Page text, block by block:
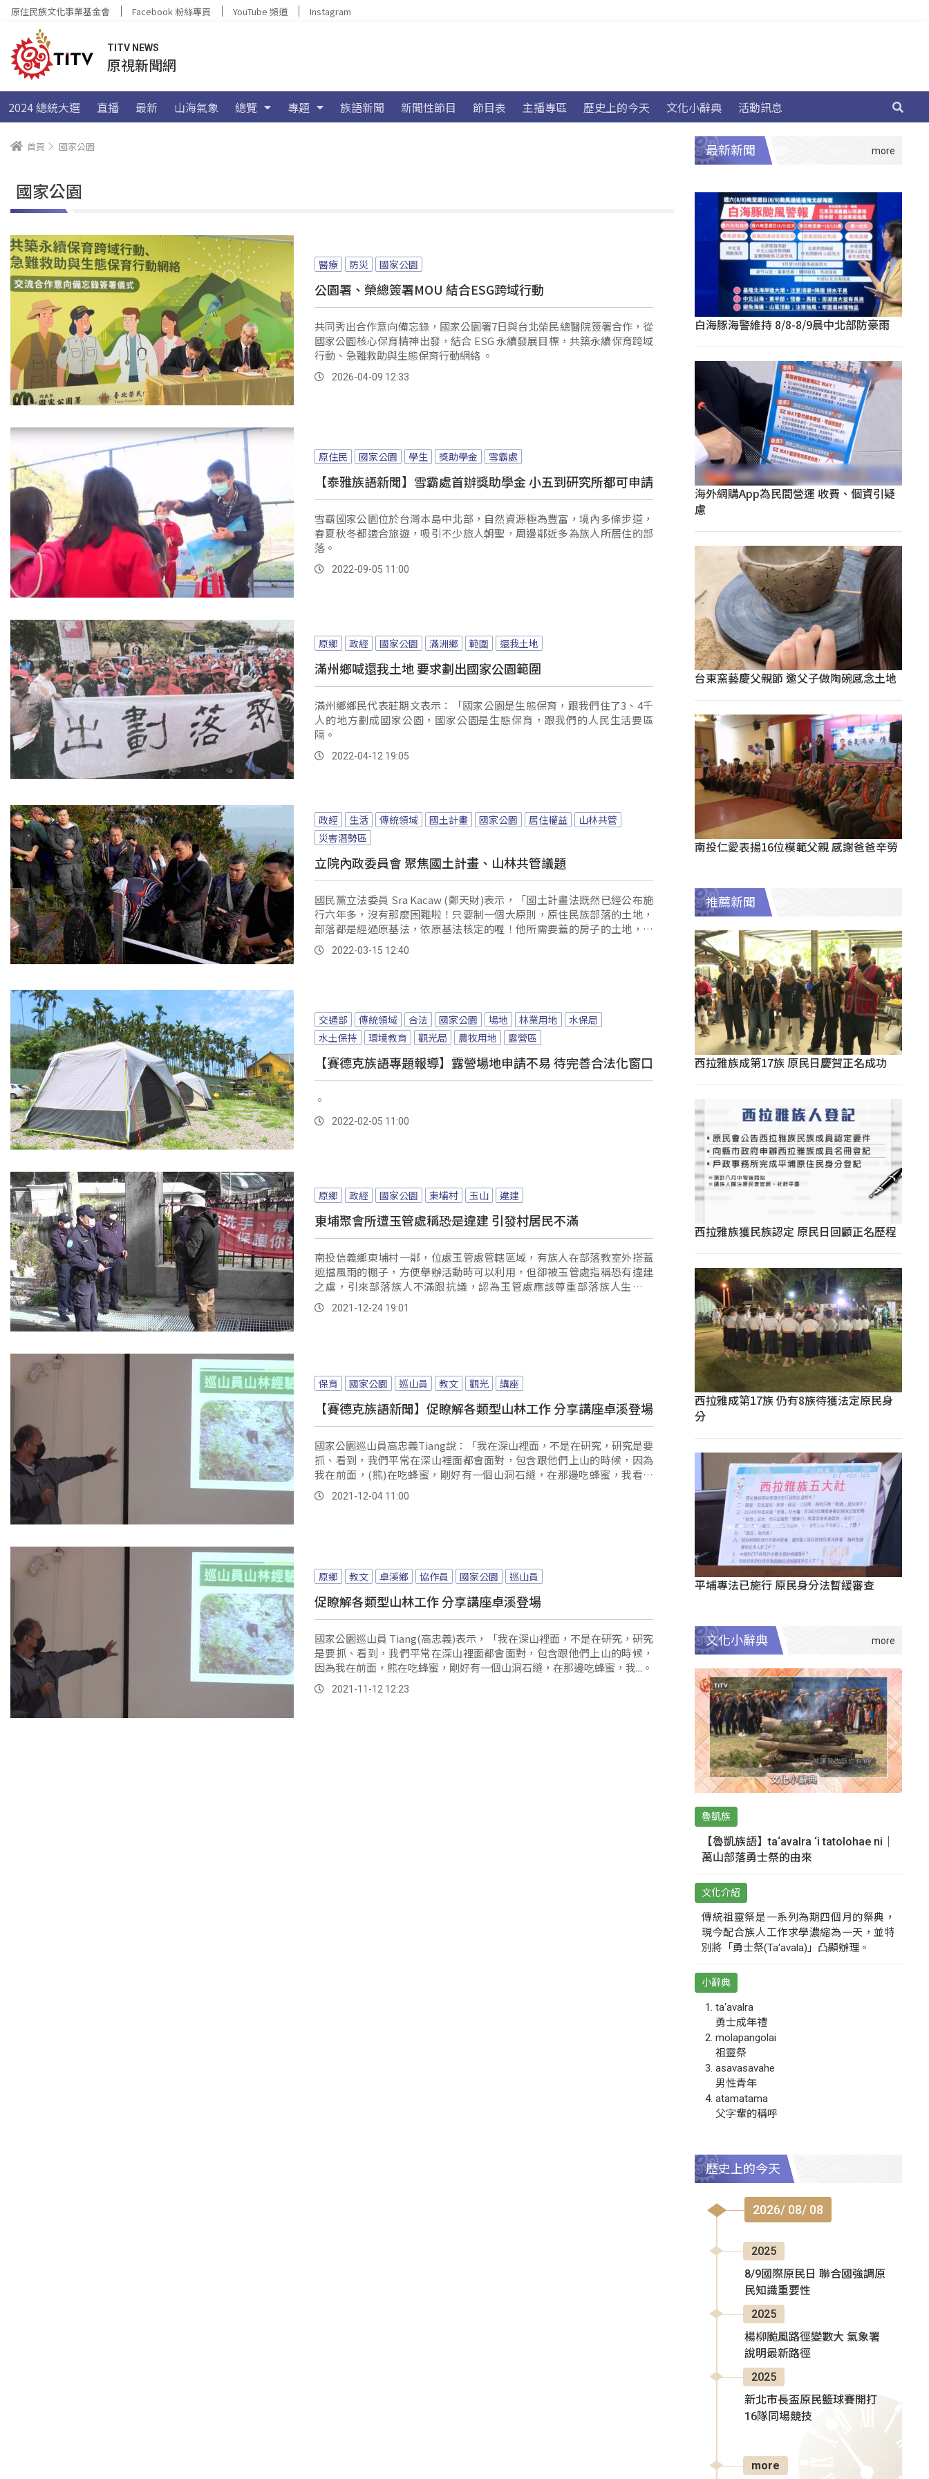
原住民族文化事業基金會 Facebook 粉絲專頁 YouTube 頻道 Instagram
TITV NEWS
原視新聞網
2024 總統大選 直播 最新 山海氣象 總覽 專題 族語新聞 新聞性節目 節目表 主播專區 歷史上的今天 文化小辭典 活動訊息
首頁 國家公園
國家公園
醫療 防災 國家公園
公園署、榮總簽署MOU 結合ESG跨域行動
共同秀出合作意向備忘錄，國家公園署7日與台北榮民總醫院簽署合作，從
國家公園核心保育精神出發，結合 ESG 永續發展目標，共築永續保育跨域
行動、急難救助與生態保育行動網絡 。
2026-04-09 12:33
原住民 國家公園 學生 獎助學金 雪霸處
【泰雅族語新聞】雪霸處首辦獎助學金 小五到研究所都可申請
雪霸國家公園位於台灣本島中北部，自然資源極為豐富，境內多條步道，
春夏秋冬都適合旅遊，吸引不少旅人朝聖，周邊鄰近多為族人所居住的部
落。
2022-09-05 11:00
原鄉 政經 國家公園 滿洲鄉 範圍 還我土地
滿州鄉喊還我土地 要求劃出國家公園範圍
滿州鄉鄉民代表莊期文表示：「國家公園是生態保育，跟我們住了3、4千
人的地方劃成國家公園，國家公園是生態保育，跟我們的人民生活要區
隔。
2022-04-12 19:05
政經 生活 傳統領域 國土計畫 國家公園 居住權益
山林共管
災害潛勢區
立院內政委員會 聚焦國土計畫、山林共管議題
國民黨立法委員 Sra Kacaw (鄭天財)表示，「國土計畫法既然已經公布施
行六年多，沒有那麼困難啦！只要制一個大原則，原住民族部落的土地，
部落都是經過原基法，依原基法核定的喔！他所需要蓋的房子的土地，就
應該要改為建地。
2022-03-15 12:40
交通部 傳統領域 合法 國家公園 場地 林業用地
水保局
水土保持
環境教育 觀光局 農牧用地 露營區
【賽德克族語專題報導】露營場地申請不易 待完善合法化窗口
。
2022-02-05 11:00
原鄉 政經 國家公園 東埔村 玉山 違建
東埔聚會所遭玉管處稱恐是違建 引發村居民不滿
南投信義鄉東埔村一鄰，位處玉管處管轄區域，有族人在部落教室外搭蓋
遮擋風雨的棚子，方便舉辦活動時可以利用，但卻被玉管處指稱恐有違建
之虞，引來部落族人不滿跟抗議，認為玉管處應該尊重部落族人生活慣
習，不應處...。
2021-12-24 19:01
保育 國家公園 巡山員 教文 觀光 講座
【賽德克族語新聞】促瞭解各類型山林工作 分享講座卓溪登場
國家公園巡山員高忠義Tiang說：「我在深山裡面，不是在研究，研究是要
抓、看到，我們平常在深山裡面都會面對，包含跟他們上山的時候，因為
我在前面，(熊)在吃蜂蜜，剛好有一個山洞石縫，在那邊吃蜂蜜，我看到
怎麼有黑黑的，就馬上跑掉，牠竟然追我們一段的時間，這常有的事情。
2021-12-04 11:00
原鄉 教文 卓溪鄉 協作員 國家公園 巡山員
促瞭解各類型山林工作 分享講座卓溪登場
國家公園巡山員 Tiang(高忠義)表示，「我在深山裡面，不是在研究，研究
是要抓、看到，我們平常在深山裡面都會面對，包含跟他們上山的時候，
因為我在前面，熊在吃蜂蜜，剛好有一個山洞石縫，在那邊吃蜂蜜，我...。
2021-11-12 12:23
最新新聞
白海豚海警維持 8/8-8/9晨中北部防豪雨
海外網購App為民間營運 收費、個資引疑
慮
台東窯藝慶父親節 邀父子做陶碗感念土地
南投仁愛表揚16位模範父親 感謝爸爸辛勞
推薦新聞
西拉雅族成第17族 原民日慶賀正名成功
西拉雅族獲民族認定 原民日回顧正名歷程
西拉雅成第17族 仍有8族待獲法定原民身
分
平埔專法已施行 原民身分法暫緩審查
文化小辭典
魯凱族
【魯凱族語】ta‘avalra ‘i tatolohae ni｜
萬山部落勇士祭的由來
文化介紹
傳統祖靈祭是一系列為期四個月的祭典，
現今配合族人工作求學濃縮為一天，並特
別將「勇士祭(Ta‘avala)」凸顯辦理。
小辭典
ta‘avalra
勇士成年禮
molapangolai
祖靈祭
asavasavahe
男性青年
atamatama
父字輩的稱呼
歷史上的今天
2026/ 08/ 08
2025
8/9國際原民日 聯合國強調原
民知識重要性
2025
楊柳颱風路徑變數大 氣象署
說明最新路徑
2025
新北市長盃原民籃球賽開打
16隊同場競技
more